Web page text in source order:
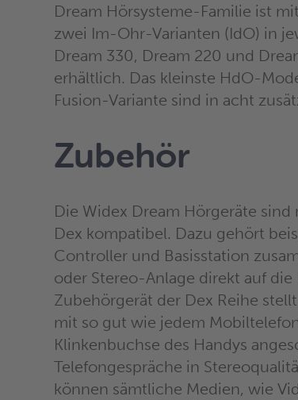
Dream Hörsysteme-Familie ist
zwei Im-Ohr-Varianten (IdO) in
Dream 330, Dream 220 und
erhältlich. Das kleinste HdO-
Fusion-Variante sind in acht
Zubehör
Die Widex Dream Hörgeräte
Dex kompatibel. Dazu gehört
Controller und Basisstation
oder Stereo-Anlage direkt auf
Zubehörgerät der Dex Reihe
mit so gut wie jedem
Klinkenbuchse des Handys
Telefongespräche in
können sämtliche Medien, wie